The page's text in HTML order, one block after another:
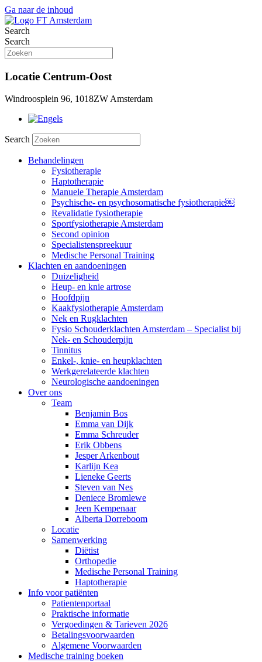
Ga naar de inhoud
Search
Search
Locatie Centrum-Oost
Windroosplein 96, 1018ZW Amsterdam
Search
Behandelingen
Fysiotherapie
Haptotherapie
Manuele Therapie Amsterdam
Psychische- en psychosomatische fysiotherapie￼
Revalidatie fysiotherapie
Sportfysiotherapie Amsterdam
Second opinion
Specialistenspreekuur
Medische Personal Training
Klachten en aandoeningen
Duizeligheid
Heup- en knie artrose
Hoofdpijn
Kaakfysiotherapie Amsterdam
Nek en Rugklachten
Fysio Schouderklachten Amsterdam – Specialist bij
Nek- en Schouderpijn
Tinnitus
Enkel-, knie- en heupklachten
Werkgerelateerde klachten
Neurologische aandoeningen
Over ons
Team
Benjamin Bos
Emma van Dijk
Emma Schreuder
Erik Obbens
Jesper Arkenbout
Karlijn Kea
Lieneke Geerts
Steven van Nes
Deniece Bromlewe
Jeen Kempenaar
Alberta Dorreboom
Locatie
Samenwerking
Diëtist
Orthopedie
Medische Personal Training
Haptotherapie
Info voor patiënten
Patientenportaal
Praktische informatie
Vergoedingen & Tarieven 2026
Betalingsvoorwaarden
Algemene Voorwaarden
Medische training boeken